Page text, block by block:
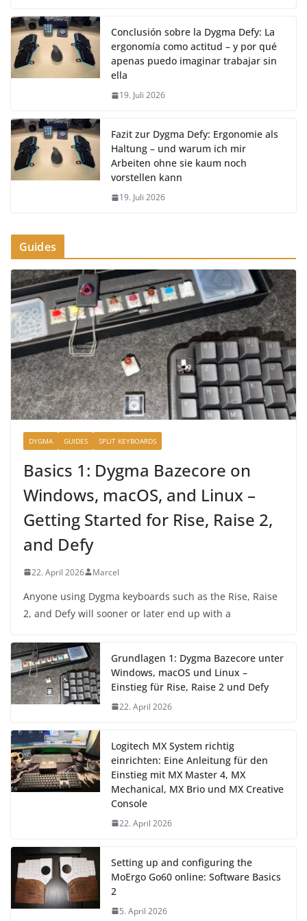
Conclusión sobre la Dygma Defy: La
ergonomía como actitud – y por qué
apenas puedo imaginar trabajar sin
ella
19. Juli 2026
Fazit zur Dygma Defy: Ergonomie als
Haltung – und warum ich mir
Arbeiten ohne sie kaum noch
vorstellen kann
19. Juli 2026
Guides
DYGMA GUIDES SPLIT KEYBOARDS
Basics 1: Dygma Bazecore on
Windows, macOS, and Linux –
Getting Started for Rise, Raise 2,
and Defy
22. April 2026 Marcel
Anyone using Dygma keyboards such as the Rise, Raise
2, and Defy will sooner or later end up with a
Grundlagen 1: Dygma Bazecore unter
Windows, macOS und Linux –
Einstieg für Rise, Raise 2 und Defy
22. April 2026
Logitech MX System richtig
einrichten: Eine Anleitung für den
Einstieg mit MX Master 4, MX
Mechanical, MX Brio und MX Creative
Console
22. April 2026
Setting up and configuring the
MoErgo Go60 online: Software Basics
2
5. April 2026